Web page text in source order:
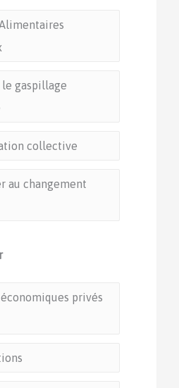
gaspillage
collective
au changement
privés